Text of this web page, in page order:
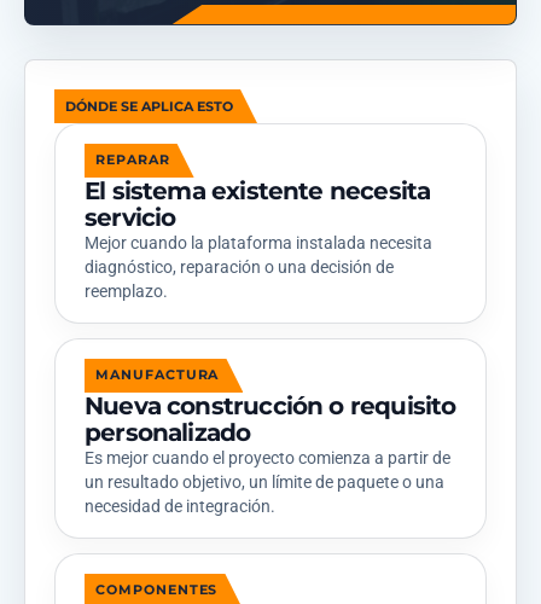
DÓNDE SE APLICA ESTO
REPARAR
El sistema existente necesita
servicio
Mejor cuando la plataforma instalada necesita
diagnóstico, reparación o una decisión de
reemplazo.
MANUFACTURA
Nueva construcción o requisito
personalizado
Es mejor cuando el proyecto comienza a partir de
un resultado objetivo, un límite de paquete o una
necesidad de integración.
COMPONENTES